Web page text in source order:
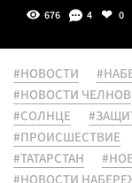
676 4 0
#НОВОСТИ
#НОВОСТИ ЧЕЛНОВ
#СОЛНЦЕ
#ПРОИСШЕСТВИЕ
#ТАТАРСТАН